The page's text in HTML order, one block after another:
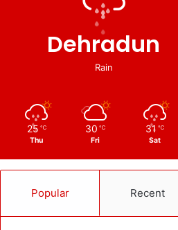
Dehradun
Rain
25 ℃
Thu
30 ℃
Fri
31 ℃
Sat
Popular Recent